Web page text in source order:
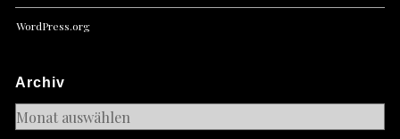
WordPress.org
Archiv
Archiv